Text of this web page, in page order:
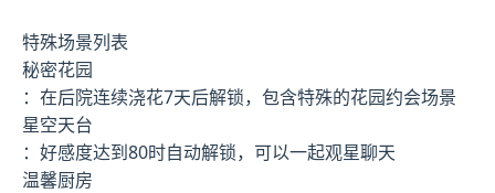
特殊场景列表
秘密花园
：在后院连续浇花7天后解锁，包含特殊的花园约会场景
星空天台
：好感度达到80时自动解锁，可以一起观星聊天
温馨厨房